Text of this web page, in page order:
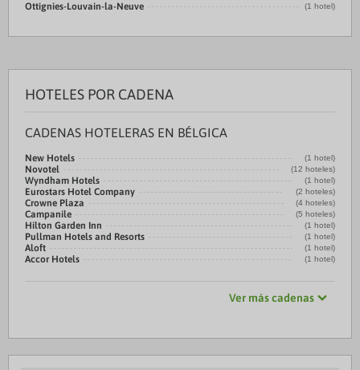
Ottignies-Louvain-la-Neuve (1 hotel)
HOTELES POR CADENA
CADENAS HOTELERAS EN BÉLGICA
New Hotels (1 hotel)
Novotel (12 hoteles)
Wyndham Hotels (1 hotel)
Eurostars Hotel Company (2 hoteles)
Crowne Plaza (4 hoteles)
Campanile (5 hoteles)
Hilton Garden Inn (1 hotel)
Pullman Hotels and Resorts (1 hotel)
Aloft (1 hotel)
Accor Hotels (1 hotel)
Ver más cadenas